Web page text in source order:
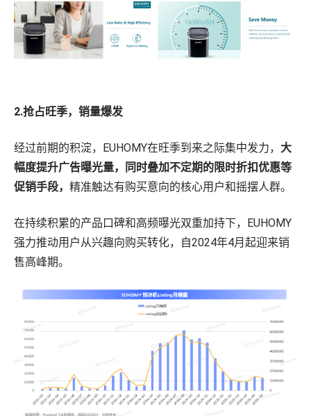
2.抢占旺季，销量爆发
经过前期的积淀，EUHOMY在旺季到来之际集中发力， 大
幅度提升广告曝光量，同时叠加不定期的限时折扣优惠等
促销手段， 精准触达有购买意向的核心用户和摇摆人群。
在持续积累的产品口碑和高频曝光双重加持下，EUHOMY
强力推动用户从兴趣向购买转化，自2024年4月起迎来销
售高峰期。